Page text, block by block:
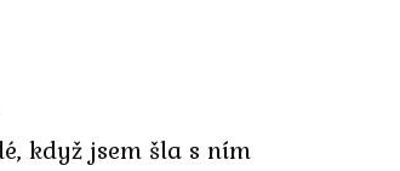
když jsem šla s ním